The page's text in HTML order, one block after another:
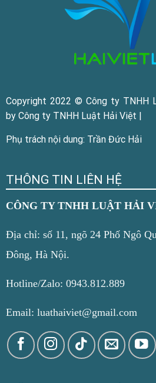
Copyright 2022 © Công ty TNHH
by Công ty TNHH Luật Hải Việt |
Phụ trách nội dung: Trần Đức Hải
THÔNG TIN LIÊN HỆ
CÔNG TY TNHH LUẬT HẢI
Địa chỉ: số 11, ngõ 24 Phố Ngô
Đông, Hà Nội.
Hotline/Zalo: 0943.812.889
Email: luathaiviet@gmail.com